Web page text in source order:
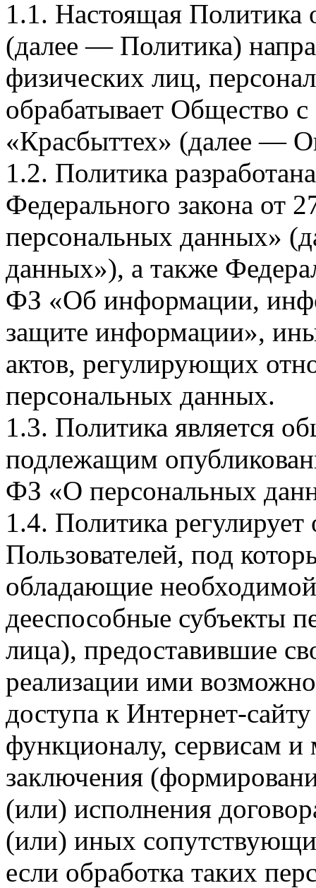
1.1. Настоящая Политика
(далее — Политика)
физических лиц,
обрабатывает Общество
«Красбыттех» (далее —
1.2. Политика
Федерального закона
персональных данных»
данных»), а также
ФЗ «Об информации,
защите информации»,
актов, регулирующих
персональных данных.
1.3. Политика является
подлежащим
ФЗ «О персональных
1.4. Политика
Пользователей, под
обладающие
дееспособные субъекты
лица), предоставившие
реализации ими
доступа к Интернет-
функционалу, сервисам и
заключения
(или) исполнения
(или) иных
если обработка таких